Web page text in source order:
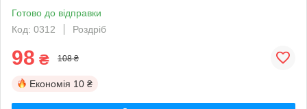
Готово до відправки
Код: 0312
Роздріб
98 ₴ 108 ₴
Економія 10 ₴